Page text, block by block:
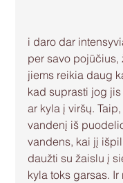
i daro dar
per savo pojūčius,
jiems reikia daug
kad suprasti jog
ar kyla į viršų.
vandenį iš
vandens, kai jį
daužti su žaislu į
kyla toks garsas.